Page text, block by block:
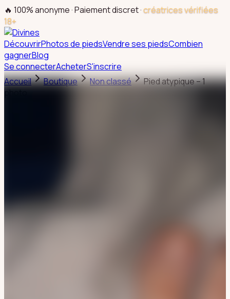
🔥 100% anonyme · Paiement discret ·créatrices vérifiées
18+
DécouvrirPhotos de piedsVendre ses piedsCombien
gagnerBlog
Se connecterAcheterS'inscrire
Accueil
Boutique Non classé
Pied atypique – 1
photo